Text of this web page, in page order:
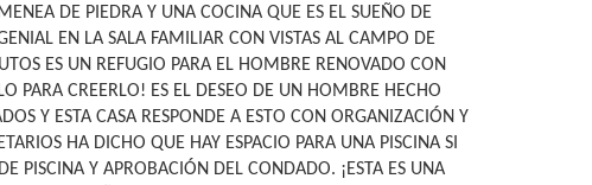
DE PIEDRA Y UNA COCINA QUE ES EL SUEÑO DE
EN LA SALA FAMILIAR CON VISTAS AL CAMPO DE
ES UN REFUGIO PARA EL HOMBRE RENOVADO CON
PARA CREERLO! ES EL DESEO DE UN HOMBRE HECHO
Y ESTA CASA RESPONDE A ESTO CON ORGANIZACIÓN Y
HA DICHO QUE HAY ESPACIO PARA UNA PISCINA SI
PISCINA Y APROBACIÓN DEL CONDADO. ¡ESTA ES UNA